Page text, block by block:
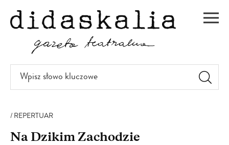
DO
TREŚCI
Wpisz
słowo
REPERTUAR
Na Dzikim Zachodzie